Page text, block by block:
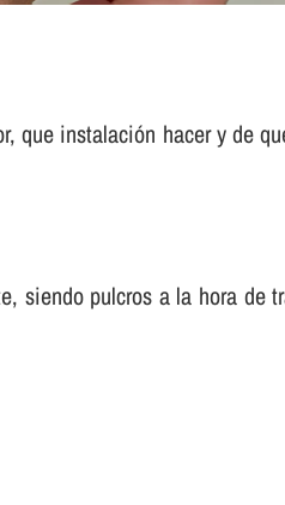
que instalación hacer y de
siendo pulcros a la hora de